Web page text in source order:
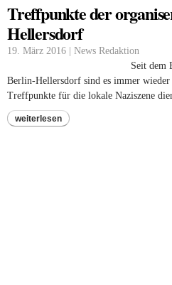
Treffpunkte der
Hellersdorf
19. März 2016 | News Redaktion
Seit dem
Berlin-Hellersdorf sind es immer
Treffpunkte für die lokale Naziszene
weiterlesen